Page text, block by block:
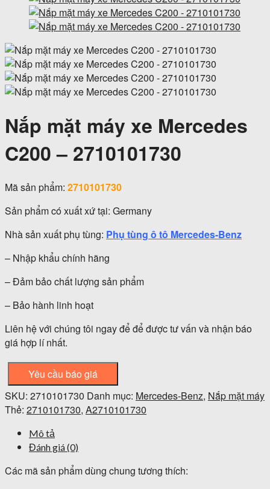
Nắp mặt máy xe Mercedes
C200 – 2710101730
Mã sản phẩm: 2710101730
Sản phẩm có xuất xứ tại: Germany
Nhà sản xuất phụ tùng: Phụ tùng ô tô Mercedes-Benz
– Nhập khẩu chính hãng
– Đảm bảo chất lượng sản phẩm
– Bảo hành linh hoạt
Liên hệ với chúng tôi ngay để để được tư vấn và nhận báo
giá hợp lí nhất.
Yêu cầu báo giá
SKU: 2710101730 Danh mục: Mercedes-Benz, Nắp mặt máy
Thẻ: 2710101730, A2710101730
Mô tả
Đánh giá (0)
Các mã sản phẩm dùng chung tương thích: